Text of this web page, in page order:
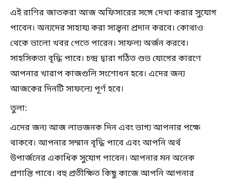
এই রাশির জাতকরা আজ অফিসারের সঙ্গে দেখা করার সুযোগ
পাবেন। অন্যদের সাহায্য করা সান্ত্বনা প্রদান করবে। কোথাও
থেকে ভালো খবর পেতে পারেন। সাফল্য অর্জন করবে।
সাহসিকতা বৃদ্ধি পাবে। চন্দ্র দ্বারা গঠিত শুভ যোগের কারণে
আপনার খারাপ কাজগুলি সংশোধন হবে। এদের জন্য
আজকের দিনটি সাফল্যে পূর্ণ হবে।
তুলা:
এদের জন্য আজ লাভজনক দিন এবং ভাগ্য আপনার পক্ষে
থাকবে। আপনার সম্মান বৃদ্ধি পাবে এবং আপনি অর্থ
উপার্জনের একাধিক সুযোগ পাবেন। আপনার মন অনেক
প্রশান্তি পাবে। বহু প্রতীক্ষিত কিছু কাজে আপনি আপনার